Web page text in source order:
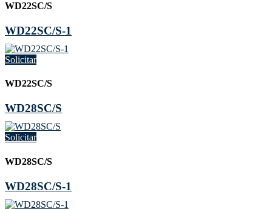
WD22SC/S
WD22SC/S-1
Solicitar
WD22SC/S
WD28SC/S
Solicitar
WD28SC/S
WD28SC/S-1